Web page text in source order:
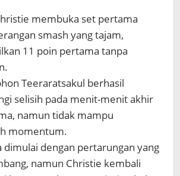
membuka set pertama
smash yang tajam,
11 poin pertama tanpa
Teeraratsakul berhasil
selisih pada menit-menit akhir
namun tidak mampu
momentum.
dimulai dengan pertarungan yang
namun Christie kembali